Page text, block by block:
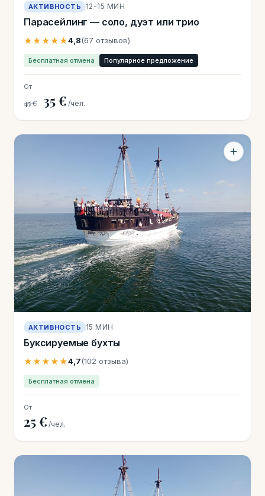
АКТИВНОСТЬ 12-15 МИН
Парасейлинг — соло, дуэт или трио
★★★★★4,8(67 отзывов)
Бесплатная отмена Популярное предложение
От
45 € 35 € /чел.
АКТИВНОСТЬ 15 МИН
Буксируемые бухты
★★★★★4,7(102 отзыва)
Бесплатная отмена
От
25 € /чел.